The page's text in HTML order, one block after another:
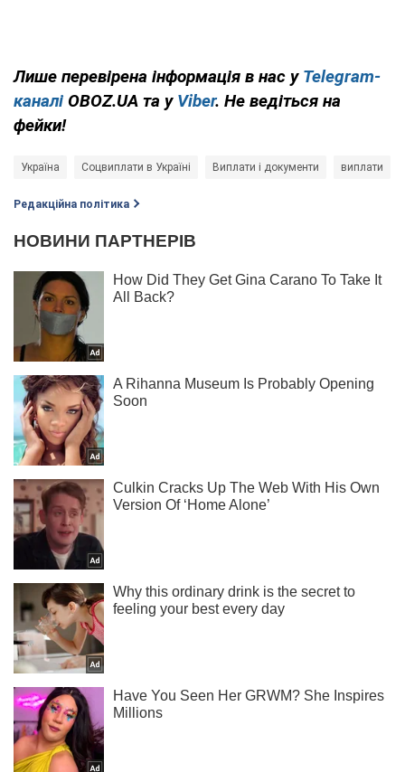
Лише перевірена інформація в нас у Telegram-
каналі OBOZ.UA та у Viber. Не ведіться на
фейки!
Україна Соцвиплати в Україні Виплати і документи виплати
Редакційна політика